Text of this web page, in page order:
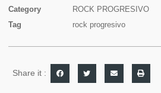
Category
ROCK PROGRESIVO
Tag
rock progresivo
Share it :